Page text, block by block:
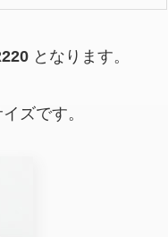
となります。
ズです。